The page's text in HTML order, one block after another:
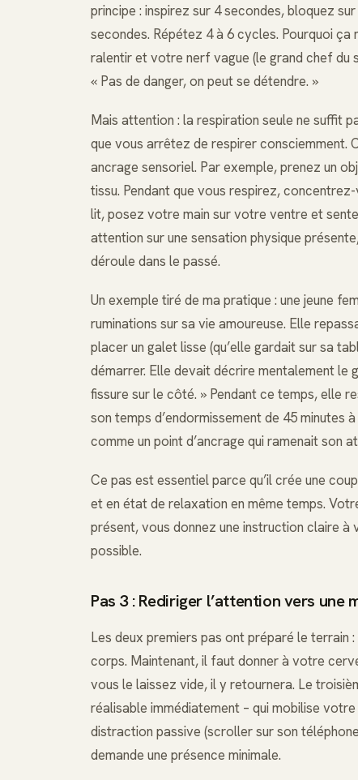
principe : inspirez sur 4 secondes, bloquez
secondes. Répétez 4 à 6 cycles. Pourquoi
ralentir et votre nerf vague (le grand chef du
« Pas de danger, on peut se détendre. »
Mais attention : la respiration seule ne suffit
que vous arrêtez de respirer consciemment.
ancrage sensoriel. Par exemple, prenez un
tissu. Pendant que vous respirez,
lit, posez votre main sur votre ventre et
attention sur une sensation physique
déroule dans le passé.
Un exemple tiré de ma pratique : une jeune
ruminations sur sa vie amoureuse. Elle
placer un galet lisse (qu’elle gardait sur sa
démarrer. Elle devait décrire mentalement le
fissure sur le côté. » Pendant ce temps, elle
son temps d’endormissement de 45 minutes
comme un point d’ancrage qui ramenait son
Ce pas est essentiel parce qu’il crée une
et en état de relaxation en même temps.
présent, vous donnez une instruction claire
possible.
Pas 3 : Rediriger l’attention vers
Les deux premiers pas ont préparé le
corps. Maintenant, il faut donner à votre
vous le laissez vide, il y retournera. Le
réalisable immédiatement – qui mobilise
distraction passive (scroller sur son
demande une présence minimale.